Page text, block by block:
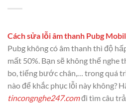
Cách sửa lỗi âm thanh Pubg
Pubg không có âm thanh thì độ
mất 50%. Bạn sẽ không thể nghe
bo, tiếng bước chân,… trong quá
nào để khắc phục lỗi này không?
tincongnghe247.comđi tìm câu